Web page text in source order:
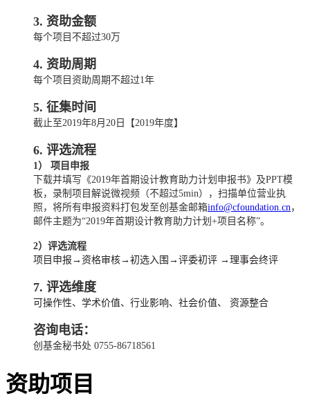
3. 资助金额
每个项目不超过30万
4. 资助周期
每个项目资助周期不超过1年
5. 征集时间
截止至2019年8月20日【2019年度】
6. 评选流程
1） 项目申报
下载并填写《2019年首期设计教育助力计划申报书》及PPT模
板，录制项目解说微视频（不超过5min），扫描单位营业执
照，将所有申报资料打包发至创基金邮箱info@cfoundation.cn ，
邮件主题为“2019年首期设计教育助力计划+项目名称”。
2）评选流程
项目申报→资格审核→初选入围→评委初评 →理事会终评
7. 评选维度
可操作性、学术价值、行业影响、社会价值、 资源整合
咨询电话：
创基金秘书处 0755-86718561
资助项目